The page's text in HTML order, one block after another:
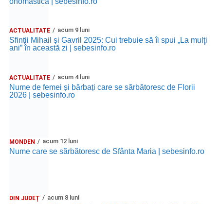
ACTUALITATE acum 9 luni
Sfinții Mihail și Gavril 2025: Cui trebuie să îi spui „La mulţi
ani” în această zi | sebesinfo.ro
ACTUALITATE acum 4 luni
Nume de femei și bărbați care se sărbătoresc de Florii
2026 | sebesinfo.ro
MONDEN acum 12 luni
Nume care se sărbătoresc de Sfânta Maria | sebesinfo.ro
DIN JUDEȚ acum 8 luni